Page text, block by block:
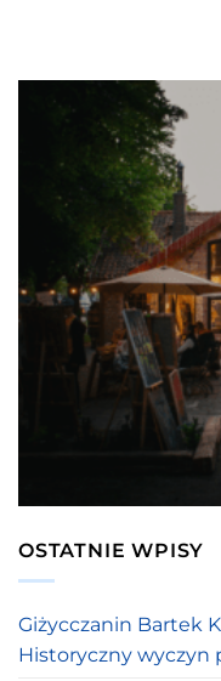
OSTATNIE WPISY
Giżycczanin Bartek
Historyczny wyczyn